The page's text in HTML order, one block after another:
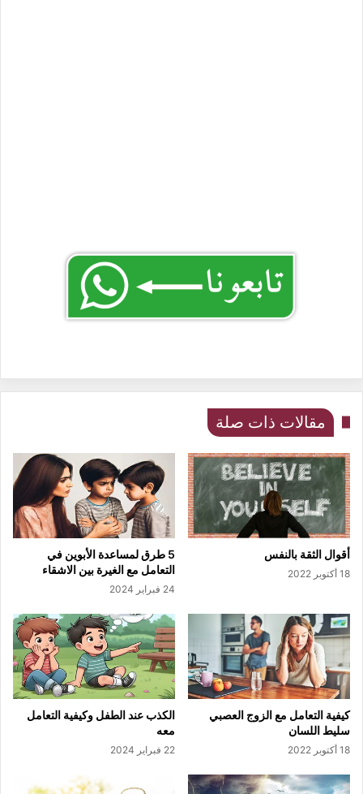
مقالات ذات صلة
أقوال الثقة بالنفس
18 أكتوبر 2022
5 طرق لمساعدة الأبوين في
التعامل مع الغيرة بين الاشقاء
24 فبراير 2024
كيفية التعامل مع الزوج العصبي
سليط اللسان
18 أكتوبر 2022
الكذب عند الطفل وكيفية التعامل
معه
22 فبراير 2024